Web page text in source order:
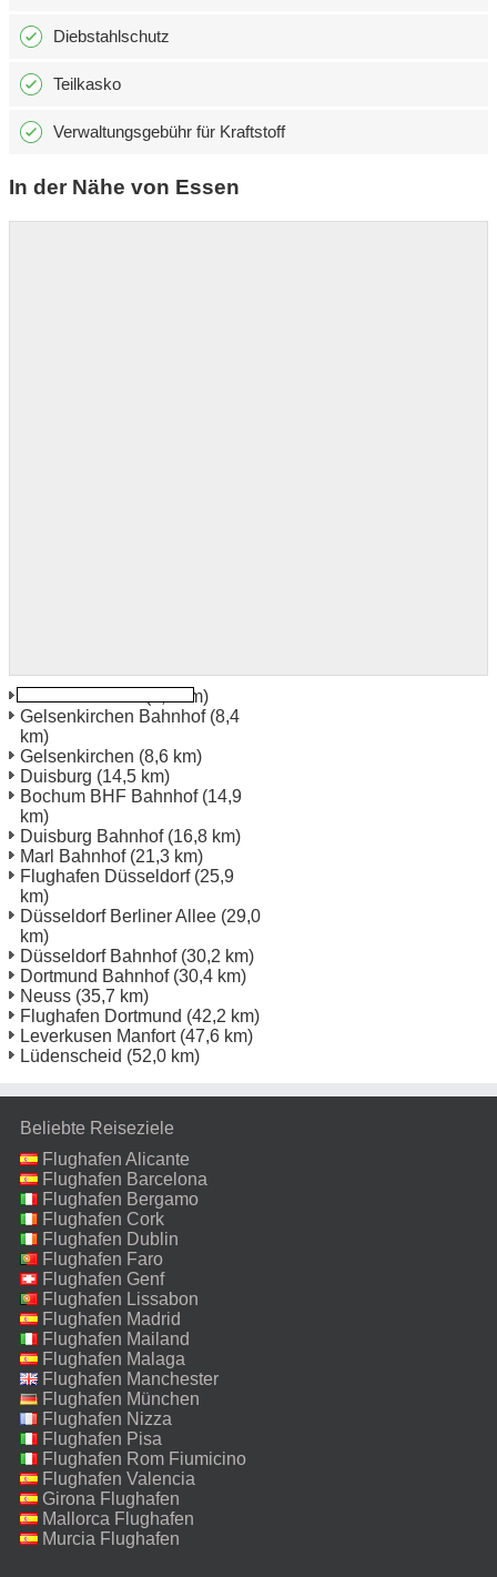
Diebstahlschutz
Teilkasko
Verwaltungsgebühr für Kraftstoff
In der Nähe von Essen
(0,5 km)
Gelsenkirchen Bahnhof(8,4
km)
Gelsenkirchen (8,6 km)
Duisburg (14,5 km)
Bochum BHF Bahnhof(14,9
km)
Duisburg Bahnhof(16,8 km)
Marl Bahnhof(21,3 km)
Flughafen Düsseldorf(25,9
km)
Düsseldorf Berliner Allee (29,0
km)
Düsseldorf Bahnhof(30,2 km)
Dortmund Bahnhof(30,4 km)
Neuss (35,7 km)
Flughafen Dortmund (42,2 km)
Leverkusen Manfort(47,6 km)
Lüdenscheid (52,0 km)
Beliebte Reiseziele
Flughafen Alicante
Flughafen Barcelona
Flughafen Bergamo
Flughafen Cork
Flughafen Dublin
Flughafen Faro
Flughafen Genf
Flughafen Lissabon
Flughafen Madrid
Flughafen Mailand
Malpensa
Flughafen Malaga
Flughafen Manchester
Flughafen München
Flughafen Nizza
Flughafen Pisa
Flughafen Rom Fiumicino
Flughafen Valencia
Girona Flughafen
Mallorca Flughafen
Murcia Flughafen